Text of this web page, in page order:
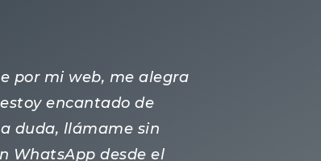
por mi web, me alegra
encantado de
duda, llámame sin
WhatsApp desde el